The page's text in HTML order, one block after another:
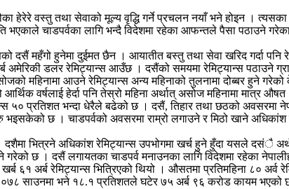
हेरेरे वस्तु तथा सेवाको मूल्य वृद्धि गर्ने प्रचलन नयाँ भने होइन ।
भएकाले चाडपर्वका लागि भन्दै विदेशमा रहेका आफन्तले पैसा पठाउने
दसैं महँगो हुनेमा दुईमत छैन । आयातीत बस्तु तथा सेवा खरिद गर्दा पनि
अमेरिकी डलर रेमिट्यान्स आउँछ । दसैंको समयमा रेमिट्यान्स पठाउने
महिनामा आउने रेमिट्यान्स अन्य महिनाको तुलनामा दोब्बर हुने
वर्षलाई हेर्दा पनि तेस्रो महिना अर्थात् असोज महिनामा मात्र
प्रतिशत भन्दा धेरैले बढेको छ । दसैं, तिहार तथा छठको अवसरमा
छ । चाडपर्वको अवसरमा राम्रो लगाउने र मिठो खाने
भित्रने अधिकांश रेमिट्यान्स उपभोगमा खर्च हुने हुँदा यसले दसंै
छ । दसैं लगायतका चाडपर्व मनाउनका लागि विदेशमा रहेका
अर्ब रेमिट्यान्स भित्रिएको थियो । औसतमा प्रतिमहिना ८० अर्व
२०७८ साउनमा भने १८.१ प्रतिशतले घटेर ७५ अर्ब ९६ करोड कायम